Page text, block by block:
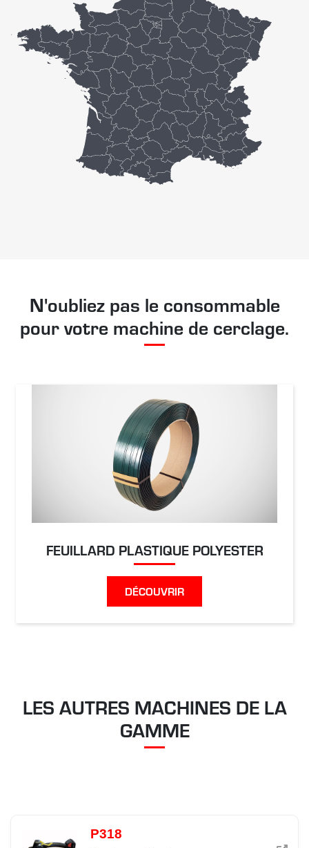
N'oubliez pas le consommable
pour votre machine de cerclage.
FEUILLARD PLASTIQUE POLYESTER
DÉCOUVRIR
LES AUTRES MACHINES DE LA
GAMME
P318